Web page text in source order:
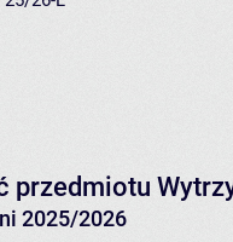
przedmiotu
2025/2026